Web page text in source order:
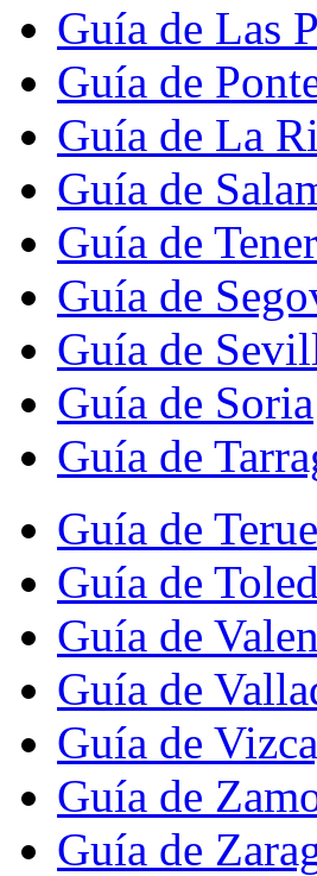
Guía de Las
Guía de
Guía de La
Guía de
Guía de
Guía de
Guía de
Guía de Soria
Guía de
Guía de
Guía de
Guía de
Guía de
Guía de
Guía de
Guía de